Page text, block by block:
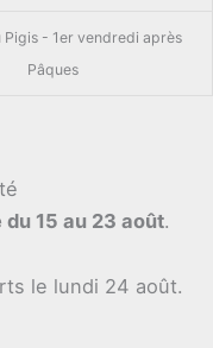
Pigis - 1er vendredi après
Pâques
15 au 23 août.
le lundi 24 août.